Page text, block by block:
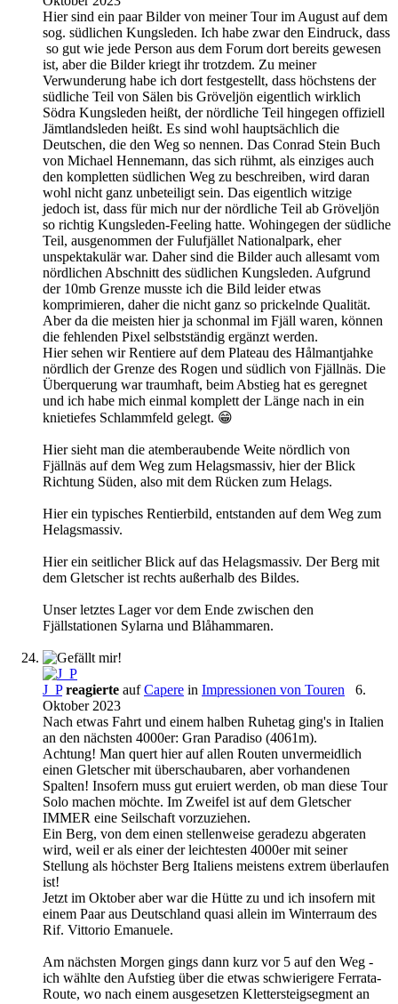
Hier sind ein paar Bilder von meiner Tour im August auf dem
sog. südlichen Kungsleden. Ich habe zwar den Eindruck, dass
so gut wie jede Person aus dem Forum dort bereits gewesen
ist, aber die Bilder kriegt ihr trotzdem. Zu meiner
Verwunderung habe ich dort festgestellt, dass höchstens der
südliche Teil von Sälen bis Gröveljön eigentlich wirklich
Södra Kungsleden heißt, der nördliche Teil hingegen offiziell
Jämtlandsleden heißt. Es sind wohl hauptsächlich die
Deutschen, die den Weg so nennen. Das Conrad Stein Buch
von Michael Hennemann, das sich rühmt, als einziges auch
den kompletten südlichen Weg zu beschreiben, wird daran
wohl nicht ganz unbeteiligt sein. Das eigentlich witzige
jedoch ist, dass für mich nur der nördliche Teil ab Gröveljön
so richtig Kungsleden-Feeling hatte. Wohingegen der südliche
Teil, ausgenommen der Fulufjället Nationalpark, eher
unspektakulär war. Daher sind die Bilder auch allesamt vom
nördlichen Abschnitt des südlichen Kungsleden. Aufgrund
der 10mb Grenze musste ich die Bild leider etwas
komprimieren, daher die nicht ganz so prickelnde Qualität.
Aber da die meisten hier ja schonmal im Fjäll waren, können
die fehlenden Pixel selbstständig ergänzt werden.
Hier sehen wir Rentiere auf dem Plateau des Hålmantjahke
nördlich der Grenze des Rogen und südlich von Fjällnäs. Die
Überquerung war traumhaft, beim Abstieg hat es geregnet
und ich habe mich einmal komplett der Länge nach in ein
knietiefes Schlammfeld gelegt. 😁
Hier sieht man die atemberaubende Weite nördlich von
Fjällnäs auf dem Weg zum Helagsmassiv, hier der Blick
Richtung Süden, also mit dem Rücken zum Helags.
Hier ein typisches Rentierbild, entstanden auf dem Weg zum
Helagsmassiv.
Hier ein seitlicher Blick auf das Helagsmassiv. Der Berg mit
dem Gletscher ist rechts außerhalb des Bildes.
Unser letztes Lager vor dem Ende zwischen den
Fjällstationen Sylarna und Blåhammaren.
J_P reagierte aufCapere in Impressionen von Touren
6.
Oktober 2023
Nach etwas Fahrt und einem halben Ruhetag ging's in Italien
an den nächsten 4000er: Gran Paradiso (4061m).
Achtung! Man quert hier auf allen Routen unvermeidlich
einen Gletscher mit überschaubaren, aber vorhandenen
Spalten! Insofern muss gut eruiert werden, ob man diese Tour
Solo machen möchte. Im Zweifel ist auf dem Gletscher
IMMER eine Seilschaft vorzuziehen.
Ein Berg, von dem einen stellenweise geradezu abgeraten
wird, weil er als einer der leichtesten 4000er mit seiner
Stellung als höchster Berg Italiens meistens extrem überlaufen
ist!
Jetzt im Oktober aber war die Hütte zu und ich insofern mit
einem Paar aus Deutschland quasi allein im Winterraum des
Rif. Vittorio Emanuele.
Am nächsten Morgen gings dann kurz vor 5 auf den Weg -
ich wählte den Aufstieg über die etwas schwierigere Ferrata-
Route, wo nach einem ausgesetzen Klettersteigsegment an